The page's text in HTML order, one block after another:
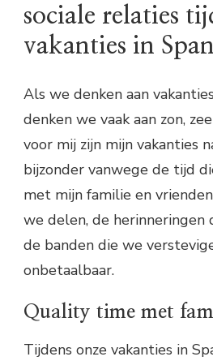
sociale relaties
vakanties in
Als we denken aan
denken we vaak aan zon,
voor mij zijn mijn vakanties
bijzonder vanwege de tijd
met mijn familie en
we delen, de herinneringen
de banden die we
onbetaalbaar.
Quality time met
Tijdens onze vakanties in